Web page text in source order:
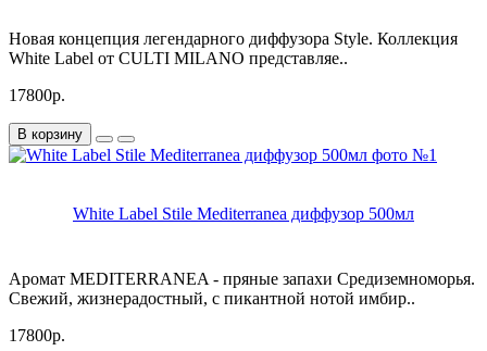
Новая концепция легендарного диффузора Style. Коллекция
White Label от CULTI MILANO представляе..
17800р.
В корзину
White Label Stile Mediterranea диффузор 500мл
Аромат MEDITERRANEA - пряные запахи Средиземноморья.
Свежий, жизнерадостный, с пикантной нотой имбир..
17800р.